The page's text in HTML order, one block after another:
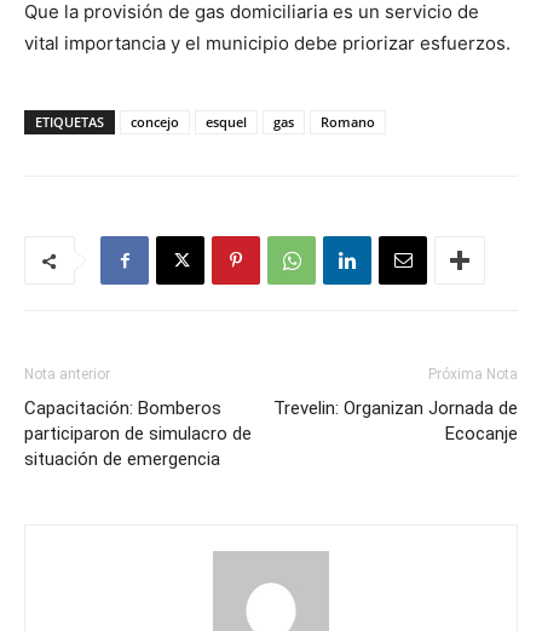
Que la provisión de gas domiciliaria es un servicio de
vital importancia y el municipio debe priorizar esfuerzos.
ETIQUETAS concejo esquel gas Romano
Nota anterior
Capacitación: Bomberos
participaron de simulacro de
situación de emergencia
Próxima Nota
Trevelin: Organizan Jornada de
Ecocanje